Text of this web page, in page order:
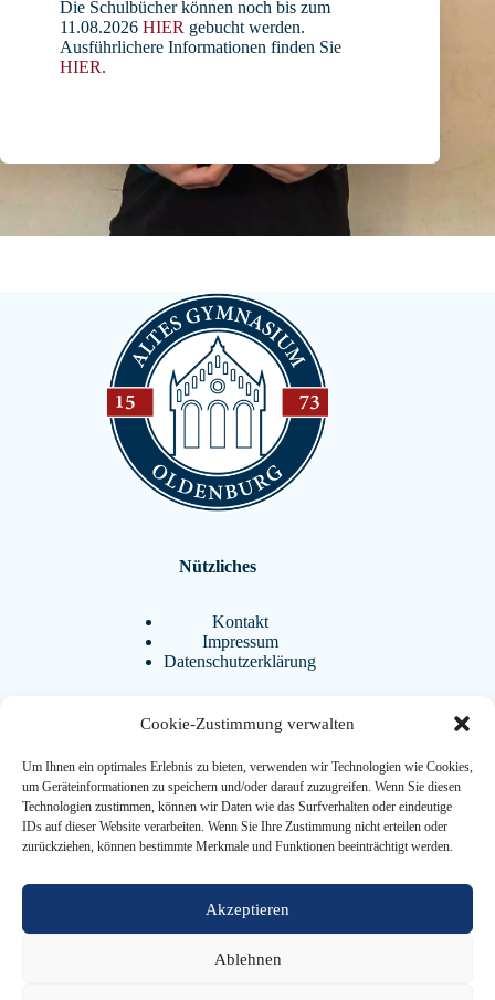
Cookie-Zustimmung verwalten
Um Ihnen ein optimales Erlebnis zu bieten, verwenden wir Technologien wie Cookies,
um Geräteinformationen zu speichern und/oder darauf zuzugreifen. Wenn Sie diesen
Technologien zustimmen, können wir Daten wie das Surfverhalten oder eindeutige
IDs auf dieser Website verarbeiten. Wenn Sie Ihre Zustimmung nicht erteilen oder
zurückziehen, können bestimmte Merkmale und Funktionen beeinträchtigt werden.
Akzeptieren
Ablehnen
Die Schulbücher können noch bis zum
11.08.2026 HIER gebucht werden.
Ausführlichere Informationen finden Sie
HIER.
Nützliches
Kontakt
Impressum
Datenschutzerklärung
Aktuelles
BistrAgo
Termine
FAQ
Downloads
Weiterführendes
Förderverein